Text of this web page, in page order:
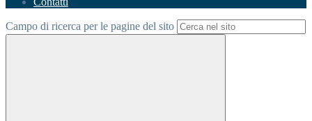
Campo di ricerca per le pagine del sito